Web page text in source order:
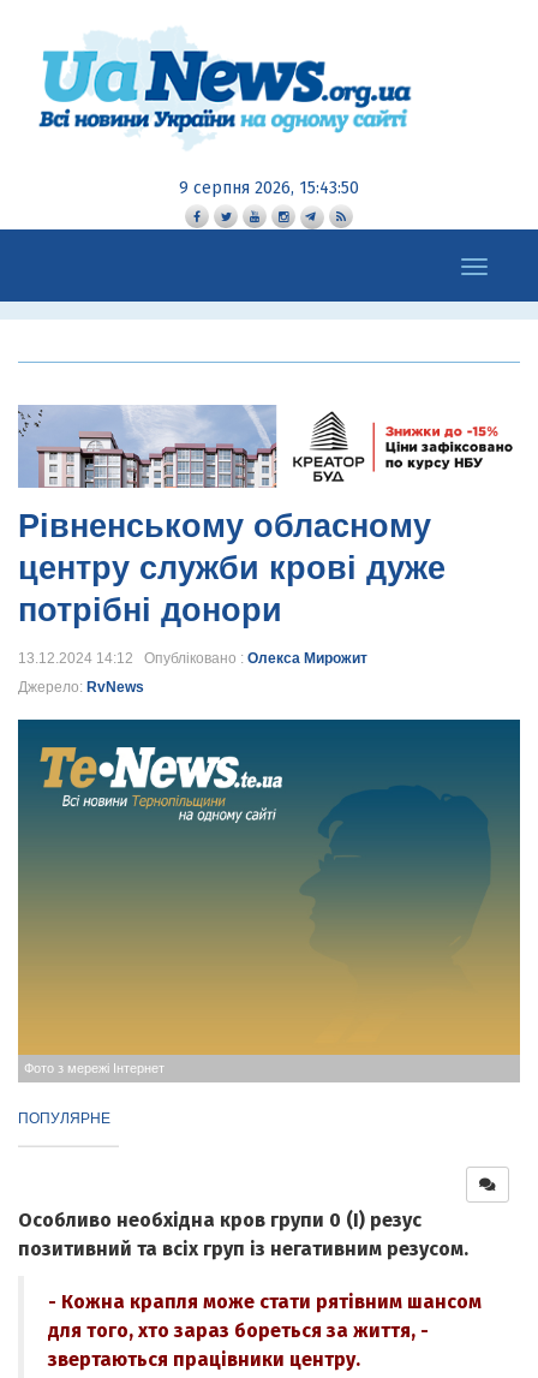
9 серпня 2026, 15:43:51
Toggle
navigation
Рівненському обласному
центру служби крові дуже
потрібні донори
13.12.2024 14:12 Опубліковано : Олекса Мирожит
Джерело: RvNews
Фото з мережі Інтернет
ПОПУЛЯРНЕ
Особливо необхідна кров групи 0 (I) резус
позитивний та всіх груп із негативним резусом.
- Кожна крапля може стати рятівним шансом
для того, хто зараз бореться за життя, -
звертаються працівники центру.